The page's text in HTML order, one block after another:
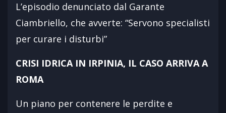
L’episodio denunciato dal Garante
Ciambriello, che avverte: “Servono specialisti
per curare i disturbi”
CRISI IDRICA IN IRPINIA, IL CASO ARRIVA A
ROMA
Un piano per contenere le perdite e